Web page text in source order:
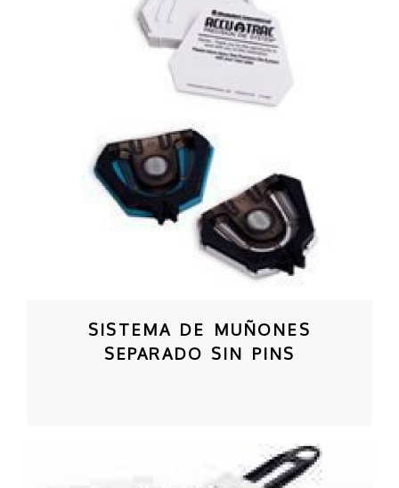
SISTEMA DE MUÑONES
SEPARADO SIN PINS